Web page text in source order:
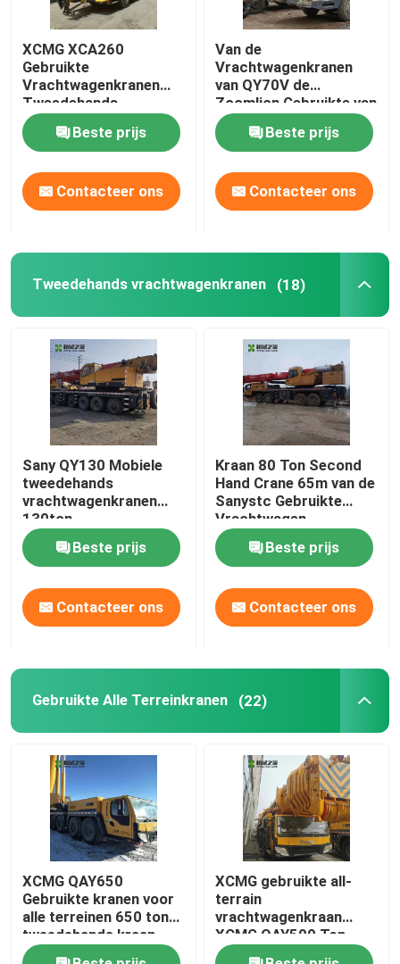
Mini Skid Steer Loader
diesel minigraafwerktuig
bereikstapelaar
Lege Containermanager
XCMG XCA260
Gebruikte
Vrachtwagenkranen
Tweedehands
Vrachtwagen Mobiele
Kraan 260ton
Beste prijs
Contacteer ons
Van de
Vrachtwagenkranen
van QY70V de
Zoomlion Gebruikte van
de de Tweede
Handvrachtwagen
Mobiele Kraan
Beste prijs
Contacteer ons
Tweedehands vrachtwagenkranen (18)
Sany QY130 Mobiele
tweedehands
vrachtwagenkranen
130ton
Beste prijs
Contacteer ons
Kraan 80 Ton Second
Hand Crane 65m van de
Sanystc Gebruikte
Vrachtwagen
Beste prijs
Contacteer ons
Gebruikte Alle Terreinkranen (22)
XCMG QAY650
Gebruikte kranen voor
alle terreinen 650 ton
tweedehands kraan
XCMG gebruikte all-
terrain
vrachtwagenkraan
XCMG QAY500 Ton
tweedehands kraan